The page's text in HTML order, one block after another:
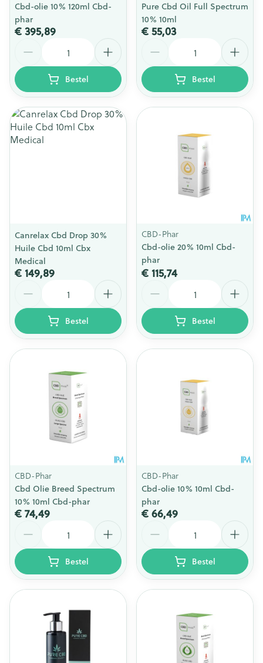
Cbd-olie 10% 120ml Cbd-
phar
€ 395,89
Bestel
Pure Cbd Oil Full Spectrum
10% 10ml
€ 55,03
Bestel
Canrelax Cbd Drop 30%
Huile Cbd 10ml Cbx
Medical
€ 149,89
Bestel
CBD-Phar
Cbd-olie 20% 10ml Cbd-
phar
€ 115,74
Bestel
CBD-Phar
Cbd Olie Breed Spectrum
10% 10ml Cbd-phar
€ 74,49
Bestel
CBD-Phar
Cbd-olie 10% 10ml Cbd-
phar
€ 66,49
Bestel